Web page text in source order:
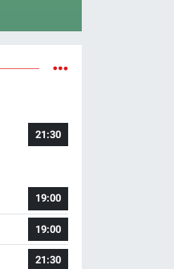
21:30
19:00
19:00
21:30